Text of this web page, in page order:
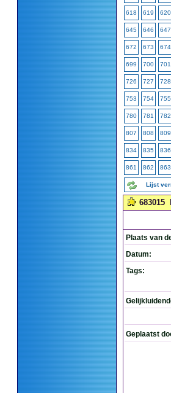
618 619 620
645 646 647
672 673 674
699 700 701
726 727 728
753 754 755
780 781 782
807 808 809
834 835 836
861 862 863
Lijst
683015
Plaats van
Datum:
Tags:
Geplaatst